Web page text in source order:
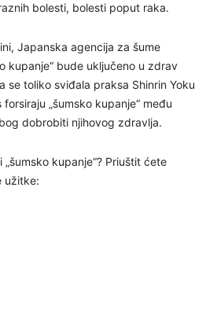
bolesti, bolesti poput raka.
Japanska agencija za šume
kupanje“ bude uključeno u zdrav
se toliko sviđala praksa Shinrin Yoku
„šumsko kupanje“ među
dobrobiti njihovog zdravlja.
kupanje“? Priuštit ćete
užitke: